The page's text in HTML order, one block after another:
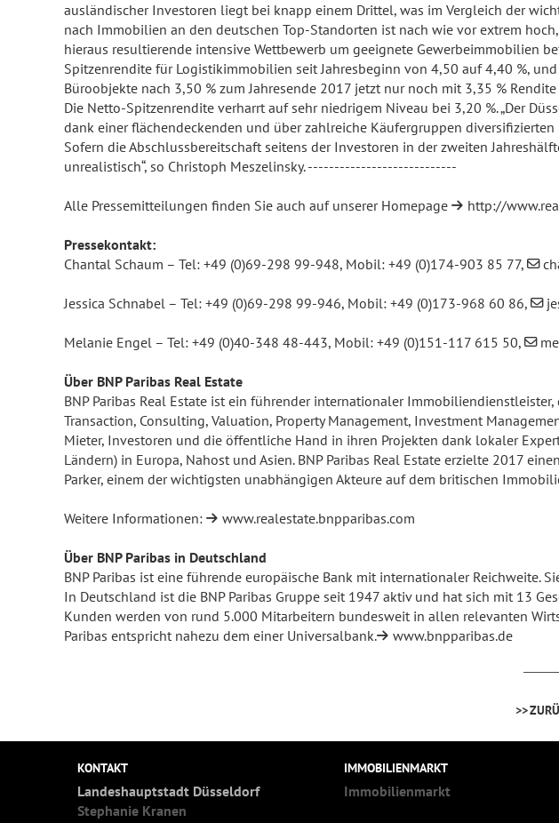
ausländischer Investoren liegt bei knapp einem Drittel, was im Vergleich der
nach Immobilien an den deutschen Top-Standorten ist nach wie vor extrem
hieraus resultierende intensive Wettbewerb um geeignete Gewerbeimmobilien
Spitzenrendite für Logistikimmobilien seit Jahresbeginn von 4,50 auf 4,40 %,
Büroobjekte nach 3,50 % zum Jahresende 2017 jetzt nur noch mit 3,35 %
Die Netto-Spitzenrendite verharrt auf sehr niedrigem Niveau bei 3,20 %. „Der
dank einer flächendeckenden und über zahlreiche Käufergruppen
Sofern die Abschlussbereitschaft seitens der Investoren in der zweiten
unrealistisch“, so Christoph Meszelinsky. ----------------------------
Alle Pressemitteilungen finden Sie auch auf unserer Homepage http://
Pressekontakt:
Chantal Schaum – Tel: +49 (0)69-298 99-948, Mobil: +49 (0)174-903 85 77,
Jessica Schnabel – Tel: +49 (0)69-298 99-946, Mobil: +49 (0)173-968 60 86,
Melanie Engel – Tel: +49 (0)40-348 48-443, Mobil: +49 (0)151-117 615 50,
Über BNP Paribas Real Estate
BNP Paribas Real Estate ist ein führender internationaler
Transaction, Consulting, Valuation, Property Management, Investment
Mieter, Investoren und die öffentliche Hand in ihren Projekten dank lokaler
Ländern) in Europa, Nahost und Asien. BNP Paribas Real Estate erzielte 2017
Parker, einem der wichtigsten unabhängigen Akteure auf dem britischen
Weitere Informationen: www.realestate.bnpparibas.com
Über BNP Paribas in Deutschland
BNP Paribas ist eine führende europäische Bank mit internationaler
In Deutschland ist die BNP Paribas Gruppe seit 1947 aktiv und hat sich mit 13
Kunden werden von rund 5.000 Mitarbeitern bundesweit in allen relevanten
Paribas entspricht nahezu dem einer Universalbank.
www.bnpparibas.de
KONTAKT
Landeshauptstadt Düsseldorf
Stephanie Kranen
IMMOBILIENMARKT
Immobilienmarkt